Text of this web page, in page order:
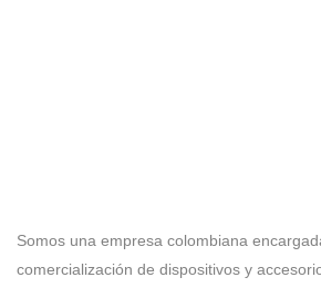
Somos una empresa colombiana
comercialización de dispositivos y